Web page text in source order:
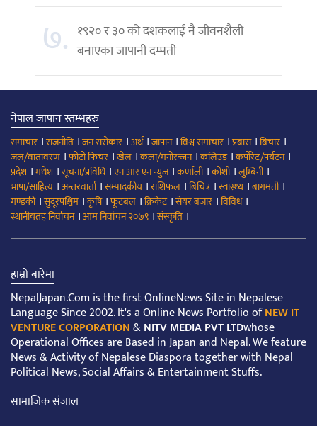
७. १९२० र ३० को दशकलाई नै जीवनशैली
बनाएका जापानी दम्पती
नेपाल जापान स्तम्भहरु
समाचार ।राजनीति ।जन सरोकार ।अर्थ।जापान।विश्व समाचार ।प्रबास।बिचार ।
जल/वातावरण ।फोटो फिचर ।खेल ।कला/मनोरन्जन।कलिउड।कर्पोरेट/पर्यटन।
प्रदेश।मधेश।सूचना/प्रविधि।एन आर एन न्युज।कर्णाली।कोशी।लुम्बिनी।
भाषा/साहित्य ।अन्तरवार्ता।सम्पादकीय ।राशिफल ।बिचित्र।स्वास्थ्य ।बागमती।
गण्डकी।सुदूरपश्चिम ।कृषि।फूटबल ।क्रिकेट।सेयर बजार ।विविध।
स्थानीयतह निर्वाचन।आम निर्वाचन २०७९ ।संस्कृति ।
हाम्रो बारेमा
NepalJapan.Com is the first OnlineNews Site in Nepalese
Language Since 2002. It's a Online News Portfolio ofNEW IT
VENTURE CORPORATION&NITV MEDIA PVT LTDwhose
Operational Offices are Based in Japan and Nepal. We feature
News & Activity of Nepalese Diaspora together with Nepal
Political News, Social Affairs & Entertainment Stuffs.
सामाजिक संजाल